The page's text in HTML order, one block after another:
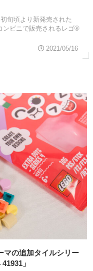
旬頃より新発売された
ンビニで販売されるレゴ®
2021/05/16
マの追加タイルシリー
」